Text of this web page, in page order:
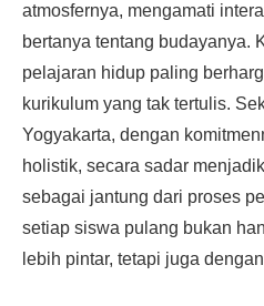
atmosfernya, mengamati
bertanya tentang budayanya.
pelajaran hidup paling
kurikulum yang tak tertulis.
Yogyakarta, dengan
holistik, secara sadar
sebagai jantung dari proses
setiap siswa pulang bukan
lebih pintar, tetapi juga